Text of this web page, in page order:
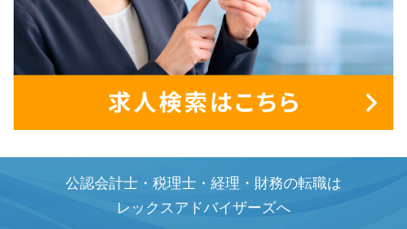
公認会計士・税理士・経理・財務の転職は
レックスアドバイザーズへ